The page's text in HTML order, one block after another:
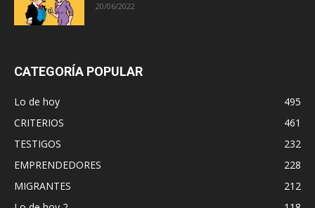
20/06/2022
CATEGORÍA POPULAR
Lo de hoy
495
CRITERIOS
461
TESTIGOS
232
EMPRENDEDORES
228
MIGRANTES
212